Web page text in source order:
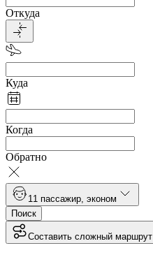
Откуда
Куда
Когда
Обратно
1 1 пассажир эконом
Поиск
Составить сложный маршрут